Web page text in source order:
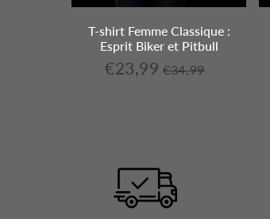
T-shirt Femme Classique :
Esprit Biker et Pitbull
Prix
€23,99 €23,99
Prix
€34,99€34,99